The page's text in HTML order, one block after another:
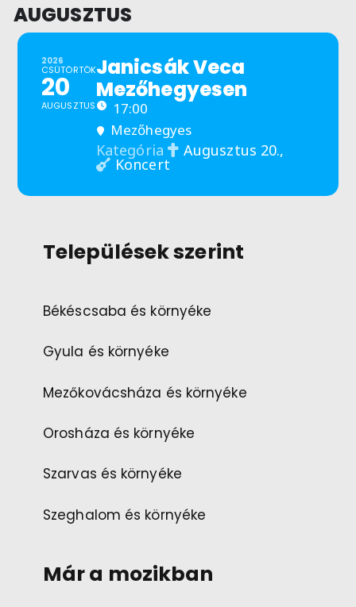
AUGUSZTUS
2026
CSÜTÖRTÖK
20
AUGUSZTUS
Janicsák Veca
Mezőhegyesen
17:00
Mezőhegyes
Kategória Augusztus 20.,
Koncert
Települések szerint
Békéscsaba és környéke
Gyula és környéke
Mezőkovácsháza és környéke
Orosháza és környéke
Szarvas és környéke
Szeghalom és környéke
Már a mozikban